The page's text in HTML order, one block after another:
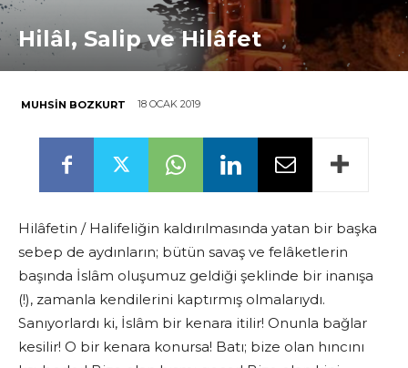
Hilâl, Salip ve Hilâfet
MUHSIN BOZKURT 18 OCAK 2019
Hilâfetin / Halifeliğin kaldırılmasında yatan bir başka
sebep de aydınların; bütün savaş ve felâketlerin
başında İslâm oluşumuz geldiği şeklinde bir inanışa
(!), zamanla kendilerini kaptırmış olmalarıydı.
Sanıyorlardı ki, İslâm bir kenara itilir! Onunla bağlar
kesilir! O bir kenara konursa! Batı; bize olan hıncını